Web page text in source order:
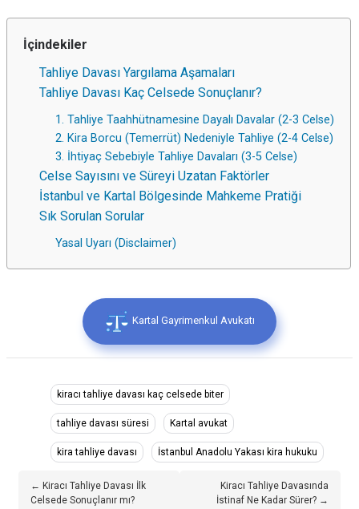
İçindekiler
Tahliye Davası Yargılama Aşamaları
Tahliye Davası Kaç Celsede Sonuçlanır?
1. Tahliye Taahhütnamesine Dayalı Davalar (2-3 Celse)
2. Kira Borcu (Temerrüt) Nedeniyle Tahliye (2-4 Celse)
3. İhtiyaç Sebebiyle Tahliye Davaları (3-5 Celse)
Celse Sayısını ve Süreyi Uzatan Faktörler
İstanbul ve Kartal Bölgesinde Mahkeme Pratiği
Sık Sorulan Sorular
Yasal Uyarı (Disclaimer)
Kartal Gayrimenkul Avukatı
kiracı tahliye davası kaç celsede biter
tahliye davası süresi Kartal avukat
kira tahliye davası İstanbul Anadolu Yakası kira hukuku
← Kiracı Tahliye Davası İlk
Celsede Sonuçlanır mı?
Kiracı Tahliye Davasında
İstinaf Ne Kadar Sürer? →